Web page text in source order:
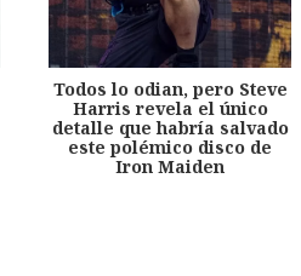
Todos lo odian, pero Steve
Harris revela el único
detalle que habría salvado
este polémico disco de
Iron Maiden